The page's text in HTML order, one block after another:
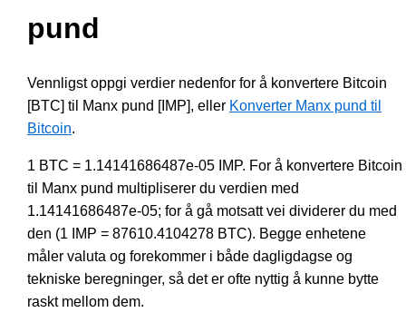
pund
Vennligst oppgi verdier nedenfor for å konvertere Bitcoin
[BTC] til Manx pund [IMP], eller Konverter Manx pund til
Bitcoin.
1 BTC = 1.14141686487e-05 IMP. For å konvertere Bitcoin
til Manx pund multipliserer du verdien med
1.14141686487e-05; for å gå motsatt vei dividerer du med
den (1 IMP = 87610.4104278 BTC). Begge enhetene
måler valuta og forekommer i både dagligdagse og
tekniske beregninger, så det er ofte nyttig å kunne bytte
raskt mellom dem.